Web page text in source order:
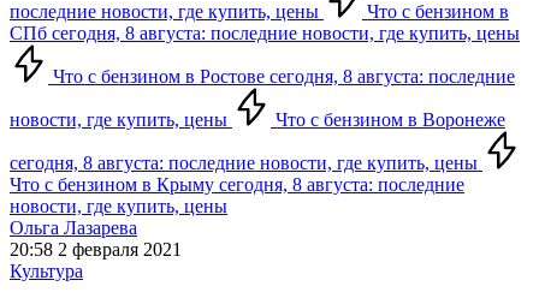
последние новости, где купить, цены
Что с бензином в
СПб сегодня, 8 августа: последние новости, где купить, цены
Что с бензином в Ростове сегодня, 8 августа: последние
новости, где купить, цены Что с бензином в Воронеже
сегодня, 8 августа: последние новости, где купить, цены
Что с бензином в Крыму сегодня, 8 августа: последние
новости, где купить, цены
Ольга Лазарева
20:58 2 февраля 2021
Культура